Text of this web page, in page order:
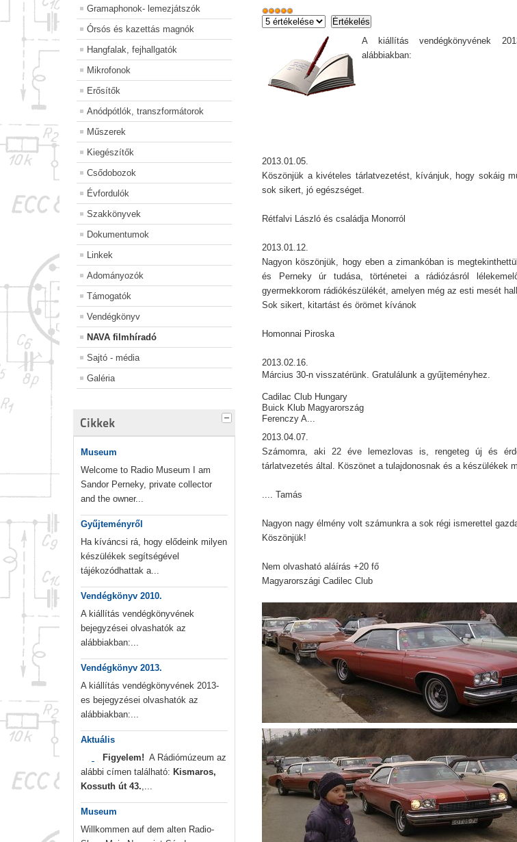
Gramaphonok- lemezjátszók
Órsós és kazettás magnók
Hangfalak, fejhallgatók
Mikrofonok
Erősítők
Anódpótlók, transzformátorok
Műszerek
Kiegészítők
Csődobozok
Évfordulók
Szakkönyvek
Dokumentumok
Linkek
Adományozók
Támogatók
Vendégkönyv
NAVA filmhíradó
Sajtó - média
Galéria
Cikkek
Museum
Welcome to Radio Museum I am
Sandor Perneky, private collector
and the owner...
Gyűjteményről
Ha kíváncsi rá, hogy elődeink milyen
készülékek segítségével
tájékozódhattak a...
Vendégkönyv 2010.
A kiállítás vendégkönyvének
bejegyzései olvashatók az
alábbiakban:...
Vendégkönyv 2013.
A kiállítás vendégkönyvének 2013-
es bejegyzései olvashatók az
alábbiakban:...
Aktuális
Figyelem! A Rádiómúzeum az
alábbi címen található: Kismaros,
Kossuth út 43.,...
Museum
Willkommen auf dem alten Radio-
A kiállítás vendégkönyvének
alábbiakban:
2013.01.05.
Köszönjük a kivételes tárlatvezetést, kívánjuk, hogy sokáig
sok sikert, jó egészséget.
Rétfalvi László és családja Monorról
2013.01.12.
Nagyon köszönjük, hogy eben a zimankóban is
és Perneky úr tudása, történetei a rádiózásról
gyermekkorom rádiókészülékét, amelyen még az esti mesét
Sok sikert, kitartást és örömet kívánok
Homonnai Piroska
2013.02.16.
Március 30-n visszatérünk. Gratulálunk a gyűjteményhez.
Cadilac Club Hungary
Buick Klub Magyarország
Ferenczy A...
2013.04.07.
Számomra, aki 22 éve lemezlovas is, rengeteg új és
tárlatvezetés által. Köszönet a tulajdonosnak és a készülékek
.... Tamás
Nagyon nagy élmény volt számunkra a sok régi ismerettel
Köszönjük!
Nem olvasható aláírás +20 fő
Magyarországi Cadilec Club